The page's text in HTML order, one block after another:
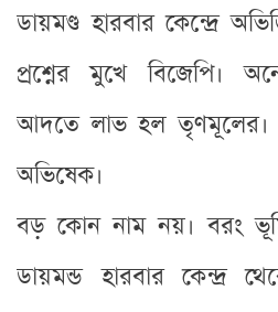
ডায়মণ্ড হারবার কেন্দ্রে
প্রশ্নের মুখে বিজেপি।
আদতে লাভ হল তৃণমূলের।
অভিষেক।
বড় কোন নাম নয়। বরং
ডায়মন্ড হারবার কেন্দ্র